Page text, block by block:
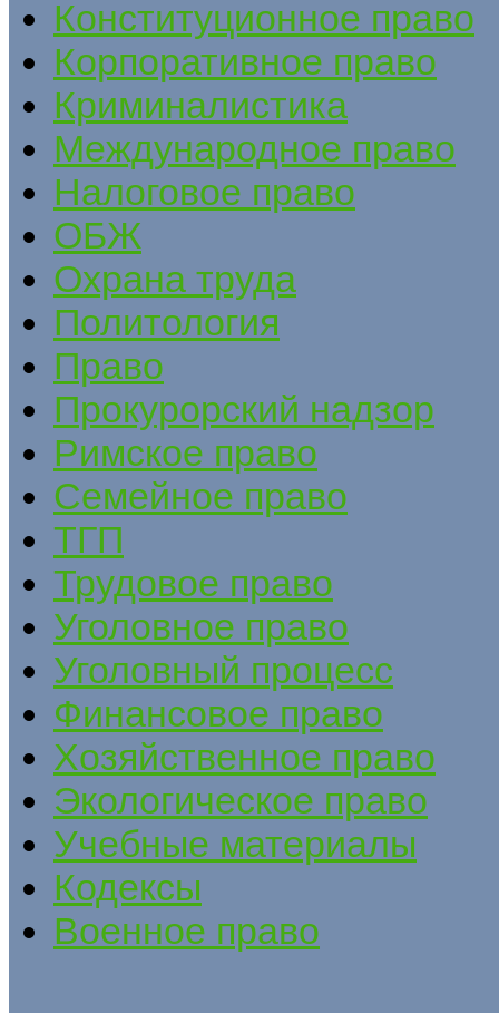
Конституционное право
Корпоративное право
Криминалистика
Международное право
Налоговое право
ОБЖ
Охрана труда
Политология
Право
Прокурорский надзор
Римское право
Семейное право
ТГП
Трудовое право
Уголовное право
Уголовный процесс
Финансовое право
Хозяйственное право
Экологическое право
Учебные материалы
Кодексы
Военное право